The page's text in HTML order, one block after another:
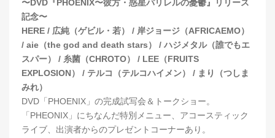
〜DVD『PHOENIX〜彼方・惑星パリレルの憂鬱』リリース
記念〜
HERE / 広純（ゲビル・若） / 岸ジョージ（AFRICAEMO）
/ aie（the god and death stars） / ハジメタル（誰でもエ
スパー） / 糸菌（CHROTO） / LEE（FRUITS
EXPLOSION） / テルコ（テルコハイメン） / まり（つしま
みれ）
DVD「PHOENIX」の完成試写会＆トークショー。
「PHEONIX」にちなんだ特別メニュー、アコースティック
ライブ、出演者からのプレゼントコーナーあり。